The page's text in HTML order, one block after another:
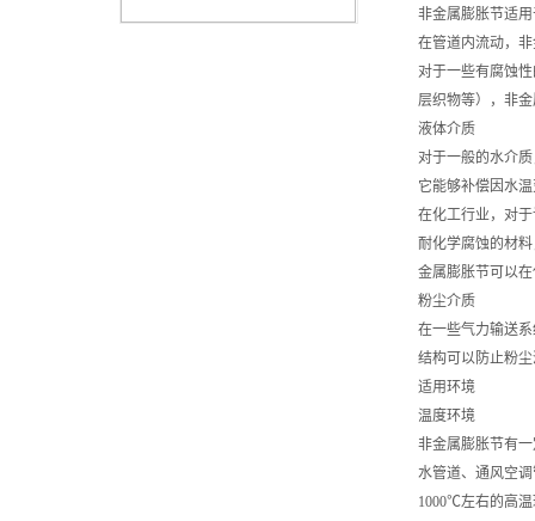
非金属膨胀节适
在管道内流动，
对于一些有腐蚀
层织物等），非
液体介质
对于一般的水介
它能够补偿因水
在化工行业，对
耐化学腐蚀的材
金属膨胀节可以
粉尘介质
在一些气力输送
结构可以防止粉
适用环境
温度环境
非金属膨胀节有
水管道、通风空
1000℃左右的高